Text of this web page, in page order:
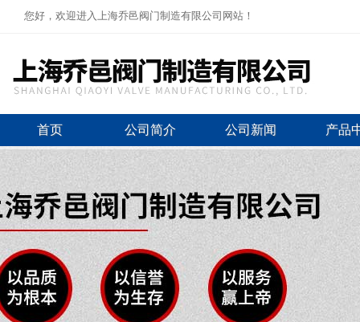
您好，欢迎进入上海乔邑阀门制造有限公司网站！
首页 公司简介 公司新闻 产品